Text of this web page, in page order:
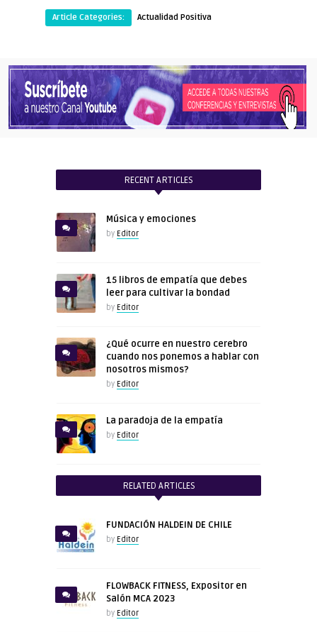
Article Categories: Actualidad Positiva
RECENT ARTICLES
Música y emociones
by Editor
15 libros de empatía que debes
leer para cultivar la bondad
by Editor
¿Qué ocurre en nuestro cerebro
cuando nos ponemos a hablar con
nosotros mismos?
by Editor
La paradoja de la empatía
by Editor
RELATED ARTICLES
FUNDACIÓN HALDEIN DE CHILE
by Editor
FLOWBACK FITNESS, Expositor en
Salón MCA 2023
by Editor